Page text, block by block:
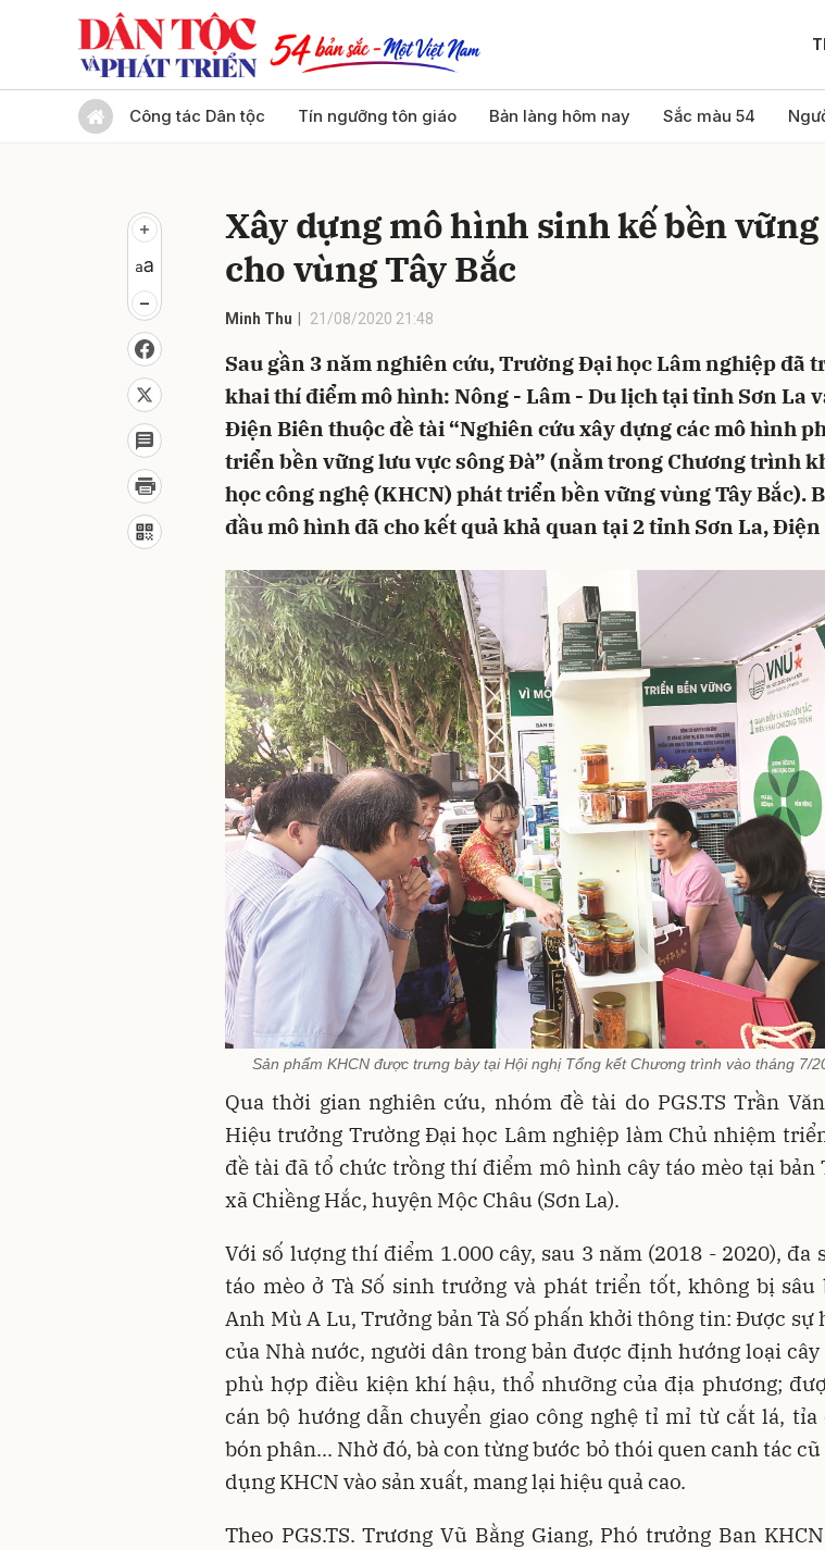
Công tác Dân tộc Tín ngưỡng tôn giáo Bản làng hôm nay Sắc màu 54
Xây dựng mô hình sinh kế bền vững
cho vùng Tây Bắc
Minh Thu 21/08/2020 21:48
Sau gần 3 năm nghiên cứu, Trường Đại học Lâm nghiệp đã
khai thí điểm mô hình: Nông - Lâm - Du lịch tại tỉnh Sơn La
Điện Biên thuộc đề tài “Nghiên cứu xây dựng các mô hình
triển bền vững lưu vực sông Đà” (nằm trong Chương trình
học công nghệ (KHCN) phát triển bền vững vùng Tây Bắc).
đầu mô hình đã cho kết quả khả quan tại 2 tỉnh Sơn La,
Sản phẩm KHCN được trưng bày tại Hội nghị Tổng kết Chương trình vào tháng 7/
Qua thời gian nghiên cứu, nhóm đề tài do PGS.TS Trần
Hiệu trưởng Trường Đại học Lâm nghiệp làm Chủ nhiệm
đề tài đã tổ chức trồng thí điểm mô hình cây táo mèo tại bản
xã Chiềng Hắc, huyện Mộc Châu (Sơn La).
Với số lượng thí điểm 1.000 cây, sau 3 năm (2018 - 2020), đa
táo mèo ở Tà Số sinh trưởng và phát triển tốt, không bị sâu
Anh Mù A Lu, Trưởng bản Tà Số phấn khởi thông tin: Được sự
của Nhà nước, người dân trong bản được định hướng loại
phù hợp điều kiện khí hậu, thổ nhưỡng của địa phương;
cán bộ hướng dẫn chuyển giao công nghệ tỉ mỉ từ cắt lá, tỉa
bón phân... Nhờ đó, bà con từng bước bỏ thói quen canh tác cũ
dụng KHCN vào sản xuất, mang lại hiệu quả cao.
Theo PGS.TS. Trương Vũ Bằng Giang, Phó trưởng Ban
Gửi bình luận